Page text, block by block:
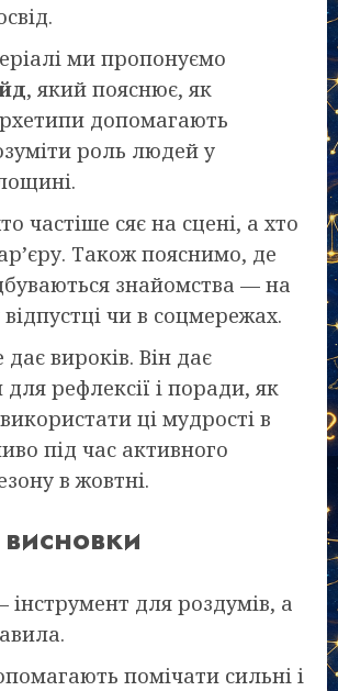
ми пропонуємо
, який пояснює, як
допомагають
роль людей у
частіше сяє на сцені, а хто
Також пояснимо, де
знайомства — на
чи в соцмережах.
вироків. Він дає
для рефлексії і поради, як
ці мудрості в
під час активного
в жовтні.
для роздумів, а
помічати сильні і